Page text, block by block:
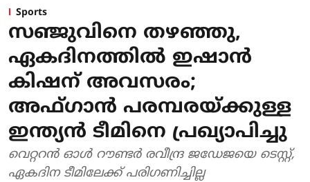
Sports
സഞ്ജുവിനെ തഴഞ്ഞു,
ഏകദിനത്തിൽ ഇഷാൻ
കിഷന് അവസരം;
അഫ്ഗാന്‍ പരമ്പരയ്ക്കുള്ള
ഇന്ത്യന്‍ ടീമിനെ പ്രഖ്യാപിച്ചു
വെറ്ററന്‍ ഓള്‍ റൗണ്ടര്‍ രവീന്ദ്ര ജഡേജയെ ടെസ്റ്റ്,
ഏകദിന ടീമിലേക്ക് പരിഗണിച്ചില്ല